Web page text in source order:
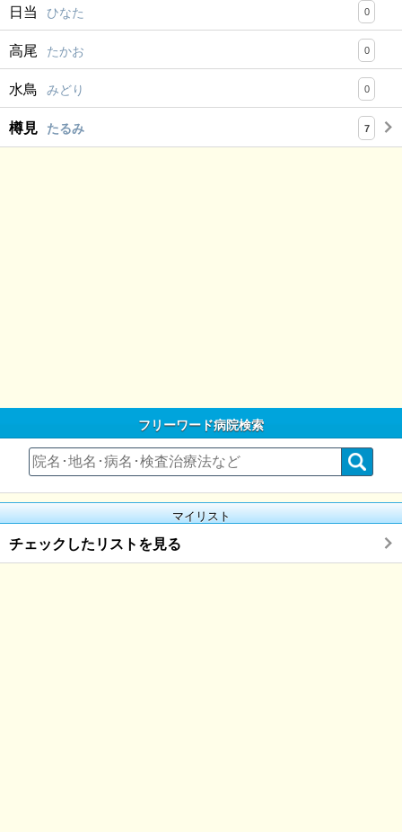
日当 ひなた 0
高尾 たかお 0
水鳥 みどり 0
樽見 たるみ 7
フリーワード病院検索
マイリスト
チェックしたリストを見る